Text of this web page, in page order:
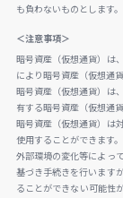
も負わないものとします。
＜注意事項＞
暗号資産（仮想通貨）は
により暗号資産（仮想通
暗号資産（仮想通貨）は
有する暗号資産（仮想通
暗号資産（仮想通貨）は
使用することができます。
外部環境の変化等によっ
基づき手続きを行います
ることができない可能性